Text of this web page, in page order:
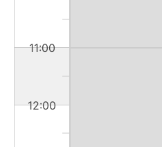
11:00
12:00